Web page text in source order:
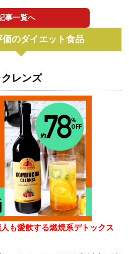
事一覧へ
価のダイエット食品
レンズ
も愛飲する燃焼系デトックス